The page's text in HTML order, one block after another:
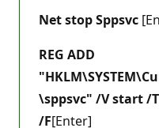
Net stop Sppsvc
REG ADD
\sppsvc" /V start /T
/F[Enter]